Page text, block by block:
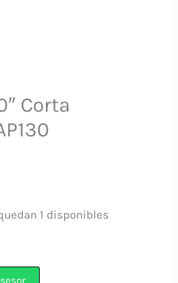
Corta
1 disponibles